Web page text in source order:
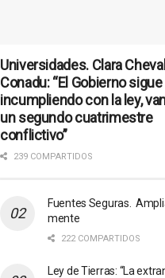
Universidades. Clara
Conadu: “El Gobierno sigue
incumpliendo con la ley,
un segundo cuatrimestre
conflictivo”
239 COMPARTIDOS
Fuentes Seguras.
mente
222 COMPARTIDOS
Ley de Tierras: “La